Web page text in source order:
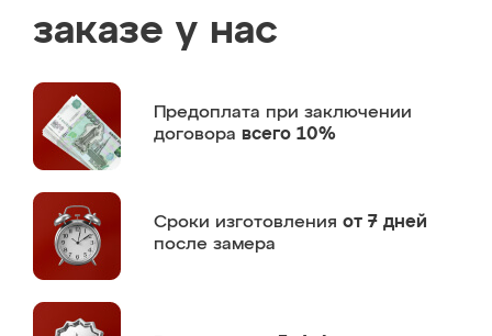
заказе у нас
Предоплата при заключении
договора всего 10%
Сроки изготовления от 7 дней
после замера